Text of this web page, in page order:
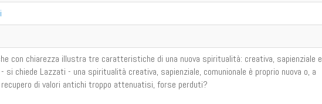
con chiarezza illustra tre caratteristiche di una nuova spiritualità: creativa, sapienziale e
- si chiede Lazzati - una spiritualità creativa, sapienziale, comunionale è proprio nuova o, a
recupero di valori antichi troppo attenuatisi, forse perduti?